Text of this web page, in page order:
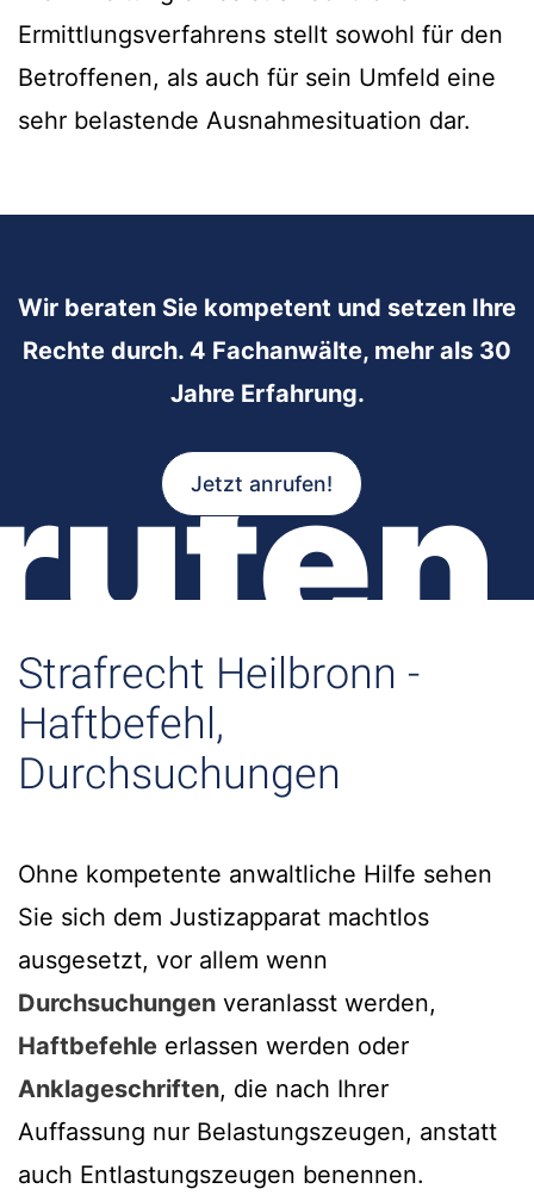
Ermittlungsverfahrens stellt sowohl für den
Betroffenen, als auch für sein Umfeld eine
sehr belastende Ausnahmesituation dar.
Wir beraten Sie kompetent und setzen Ihre
Rechte durch. 4 Fachanwälte, mehr als 30
Jahre Erfahrung.
Jetzt anrufen!
Strafrecht Heilbronn -
Haftbefehl,
Durchsuchungen
Ohne kompetente anwaltliche Hilfe sehen
Sie sich dem Justizapparat machtlos
ausgesetzt, vor allem wenn
Durchsuchungen veranlasst werden,
Haftbefehle erlassen werden oder
Anklageschriften, die nach Ihrer
Auffassung nur Belastungszeugen, anstatt
auch Entlastungszeugen benennen.